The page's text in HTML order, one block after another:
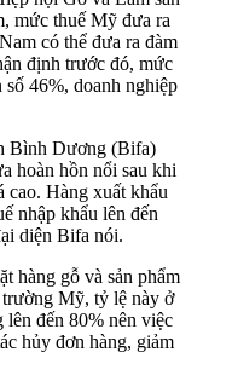
mức thuế Mỹ đưa ra
có thể đưa ra đàm
định trước đó, mức
46%, doanh nghiệp
Bình Dương (Bifa)
hoàn hồn nổi sau khi
cao. Hàng xuất khẩu
nhập khẩu lên đến
diện Bifa nói.
hàng gỗ và sản phẩm
Mỹ, tỷ lệ này ở
đến 80% nên việc
hủy đơn hàng, giảm